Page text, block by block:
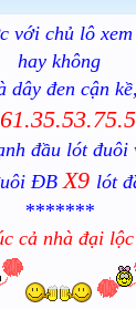
với chủ lô
hay không
dây đen cận
đầu lót đuôi
ĐBX9 lót
*******
cả nhà đại